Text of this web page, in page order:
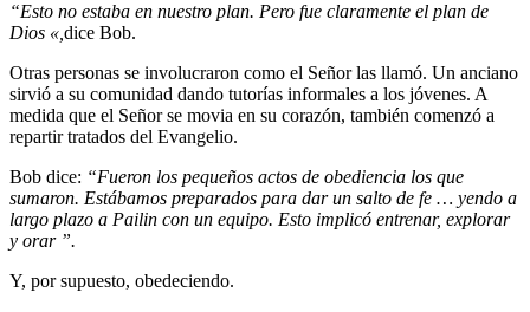
“Esto no estaba en nuestro plan. Pero fue claramente el plan de
Dios «, dice Bob.
Otras personas se involucraron como el Señor las llamó. Un anciano
sirvió a su comunidad dando tutorías informales a los jóvenes. A
medida que el Señor se movia en su corazón, también comenzó a
repartir tratados del Evangelio.
Bob dice: “Fueron los pequeños actos de obediencia los que
sumaron. Estábamos preparados para dar un salto de fe … yendo a
largo plazo a Pailin con un equipo. Esto implicó entrenar, explorar
y orar ”.
Y, por supuesto, obedeciendo.